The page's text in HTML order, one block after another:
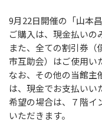
AOIの講演会
その他の事業
その他の事業
アウトリーチ・コンサート
AOIのオープン･デイ2026
9月22日開催の「山本
ご購入は、現金払いの
また、全ての割引券
市互助会）はご使用い
なお、その他の当館主
は、現金でお支払いい
希望の場合は、７階イ
いただきます。